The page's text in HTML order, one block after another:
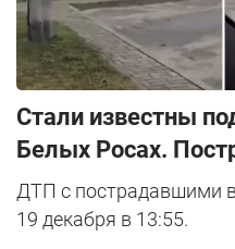
Стали известны
Белых Росах.
ДТП с пострадавшими
19 декабря в 13:55.